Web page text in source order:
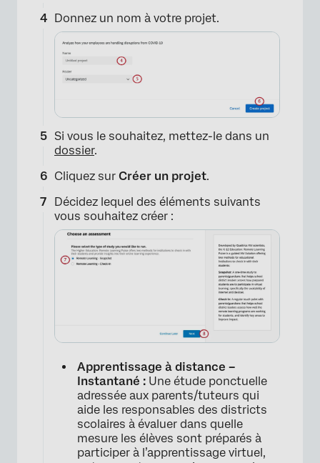
×
×
Donnez un nom à votre projet.
Si vous le souhaitez, mettez-le dans un
dossier.
Cliquez sur Créer un projet.
Décidez lequel des éléments suivants
vous souhaitez créer :
Apprentissage à distance –
Instantané : Une étude ponctuelle
adressée aux parents/tuteurs qui
aide les responsables des districts
scolaires à évaluer dans quelle
mesure les élèves sont préparés à
participer à l’apprentissage virtuel,